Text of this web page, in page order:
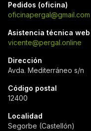
Pedidos (oficina)
oficinapergal@gmail.com
Asistencia técnica web
vicente@pergal.online
Dirección
Avda. Mediterráneo s/n
Código postal
12400
Localidad
Segorbe (Castellón)